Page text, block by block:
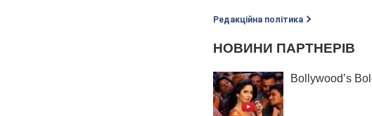
Редакційна політика